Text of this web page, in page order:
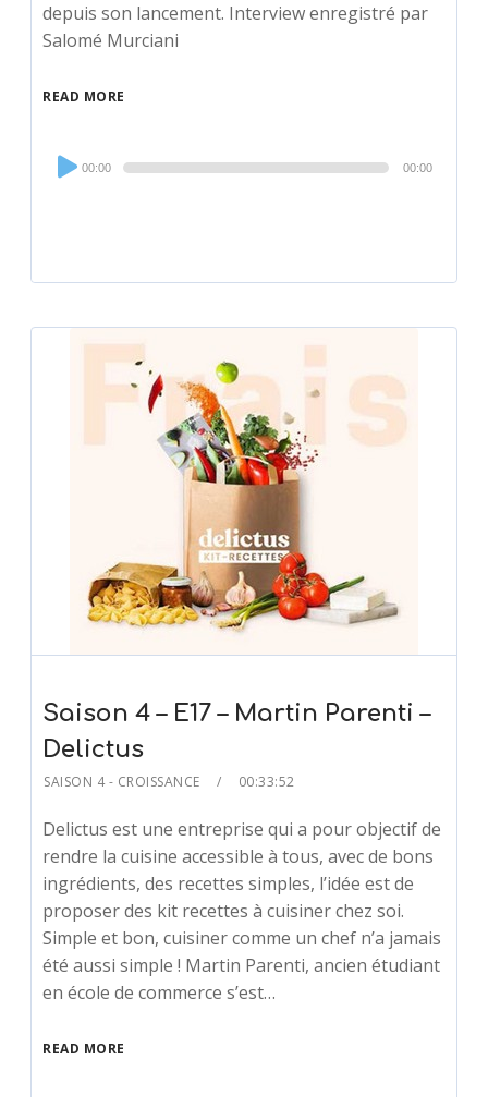
depuis son lancement. Interview enregistré par
Salomé Murciani
READ MORE
Audio
Player
00:00 00:00
Saison 4 – E17 – Martin Parenti –
Delictus
SAISON 4 - CROISSANCE 00:33:52
Delictus est une entreprise qui a pour objectif de
rendre la cuisine accessible à tous, avec de bons
ingrédients, des recettes simples, l’idée est de
proposer des kit recettes à cuisiner chez soi.
Simple et bon, cuisiner comme un chef n’a jamais
été aussi simple ! Martin Parenti, ancien étudiant
en école de commerce s’est…
READ MORE